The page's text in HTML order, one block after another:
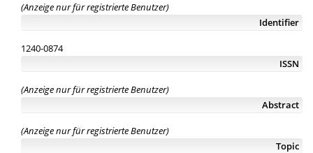
(Anzeige nur für registrierte Benutzer)
Identifier
1240-0874
ISSN
(Anzeige nur für registrierte Benutzer)
Abstract
(Anzeige nur für registrierte Benutzer)
Topic